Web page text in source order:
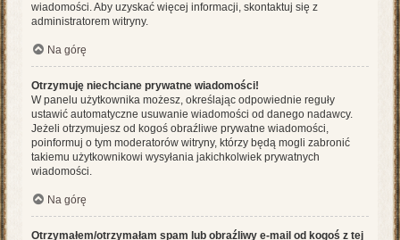
wiadomości. Aby uzyskać więcej informacji, skontaktuj się z
administratorem witryny.
Na górę
Otrzymuję niechciane prywatne wiadomości!
W panelu użytkownika możesz, określając odpowiednie reguły
ustawić automatyczne usuwanie wiadomości od danego nadawcy.
Jeżeli otrzymujesz od kogoś obraźliwe prywatne wiadomości,
poinformuj o tym moderatorów witryny, którzy będą mogli zabronić
takiemu użytkownikowi wysyłania jakichkolwiek prywatnych
wiadomości.
Na górę
Otrzymałem/otrzymałam spam lub obraźliwy e-mail od kogoś z tej